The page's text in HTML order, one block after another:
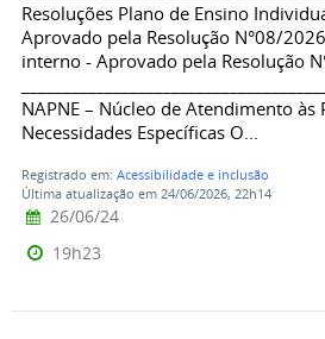
Resoluções Plano de Ensino
Aprovado pela Resolução N°08/
interno - Aprovado pela Resolução
NAPNE – Núcleo de Atendimento às
Necessidades Específicas O...
Registrado em: Acessibilidade e inclusão
Última atualização em 24/06/2026, 22h14
26/06/24
19h23